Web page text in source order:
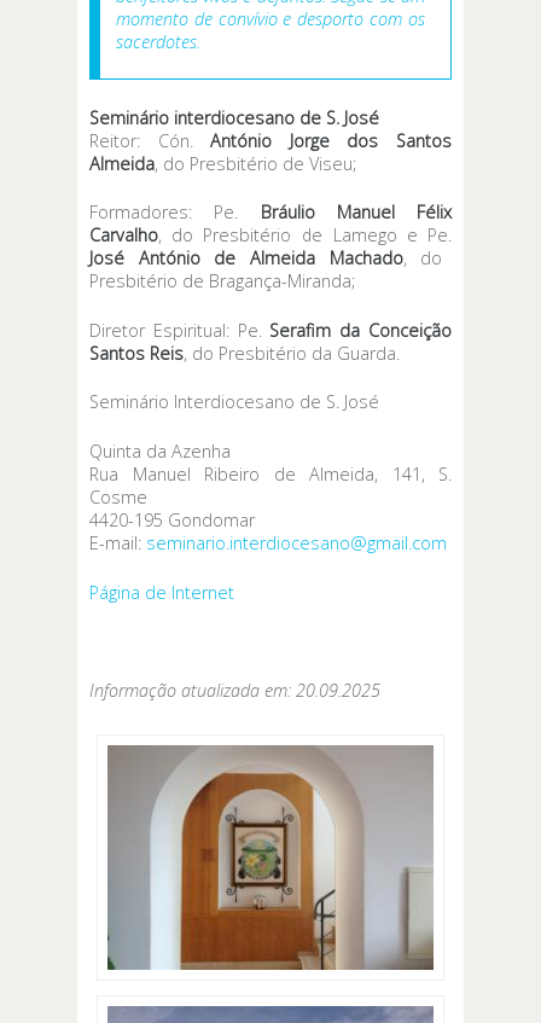
momento de convívio e desporto com os
sacerdotes.
Seminário interdiocesano de S. José
Reitor: Cón.António Jorge dos Santos
Almeida, do Presbitério de Viseu;
Formadores: Pe. Bráulio Manuel Félix
Carvalho, do Presbitério de Lamego e Pe.
José António de Almeida Machado, do
Presbitério de Bragança-Miranda;
Diretor Espiritual: Pe. Serafim da Conceição
Santos Reis, do Presbitério da Guarda.
Seminário Interdiocesano de S. José
Quinta da Azenha
Rua Manuel Ribeiro de Almeida, 141, S.
Cosme
4420-195 Gondomar
E-mail: seminario.interdiocesano@gmail.com
Página de Internet
Informação atualizada em: 20.09.2025